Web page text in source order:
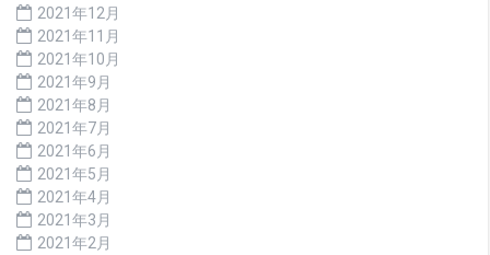
2021年12月
2021年11月
2021年10月
2021年9月
2021年8月
2021年7月
2021年6月
2021年5月
2021年4月
2021年3月
2021年2月